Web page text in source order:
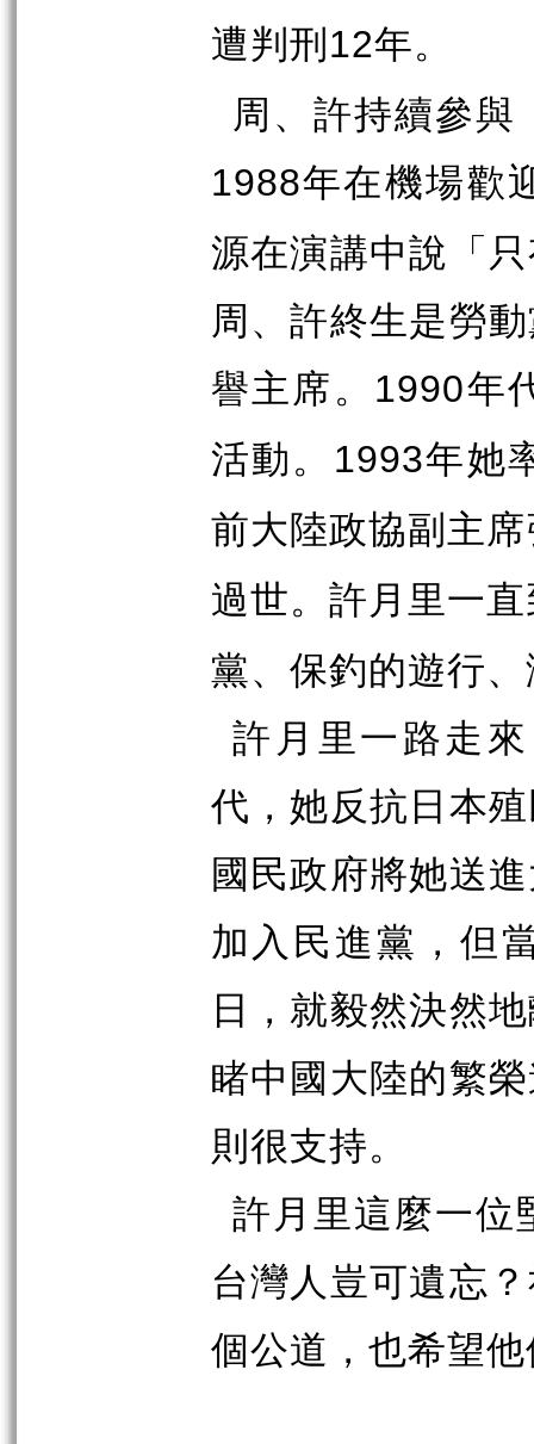
遭判刑12年。
周、許持續參
1988年在機場歡
源在演講中說「
周、許終生是勞
譽主席。
1990年
活動。
1993年她
前大陸政協副主
過世。許月里一
黨、保釣的遊行
許月里一路走
代，她反抗日本
國民政府將她送
加入民進黨，但
日，就毅然決然
睹中國大陸的繁
則很支持。
許月里這麼一位
台灣人豈可遺忘
個公道，也希望